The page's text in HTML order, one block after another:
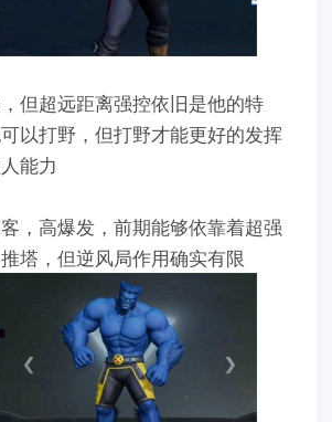
但超远距离强控依旧是他的特
以打野，但打野才能更好的发挥
能力
，高爆发，前期能够依靠着超强
塔，但逆风局作用确实有限